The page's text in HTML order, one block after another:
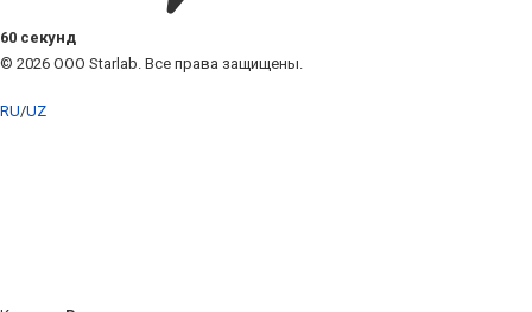
60 секунд
© 2026 ООО Starlab. Все права защищены.
RU/UZ